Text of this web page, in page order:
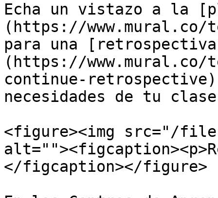
Echa un vistazo a la
(https://
para una
(https://
continue-
necesidades de tu
<figure><img src="/
</figcaption></figure>